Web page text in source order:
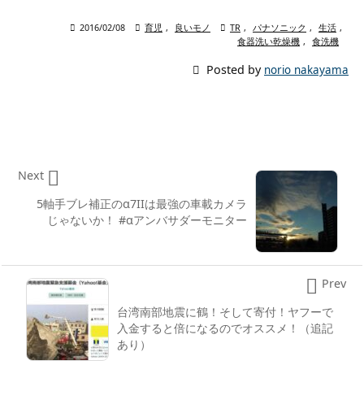
 2016/02/08  育児 , 良いモノ  TR , パナソニック , 生活 ,
食器洗い乾燥機 , 食洗機
 Posted by norio nakayama
5軸手ブレ補正のα7IIは最強の車載カメラ
じゃないか！ #αアンバサダーモニター

Next
台湾南部地震に鶴！そして寄付！ヤフーで
入金すると倍になるのでオススメ！（追記
あり）
 Prev